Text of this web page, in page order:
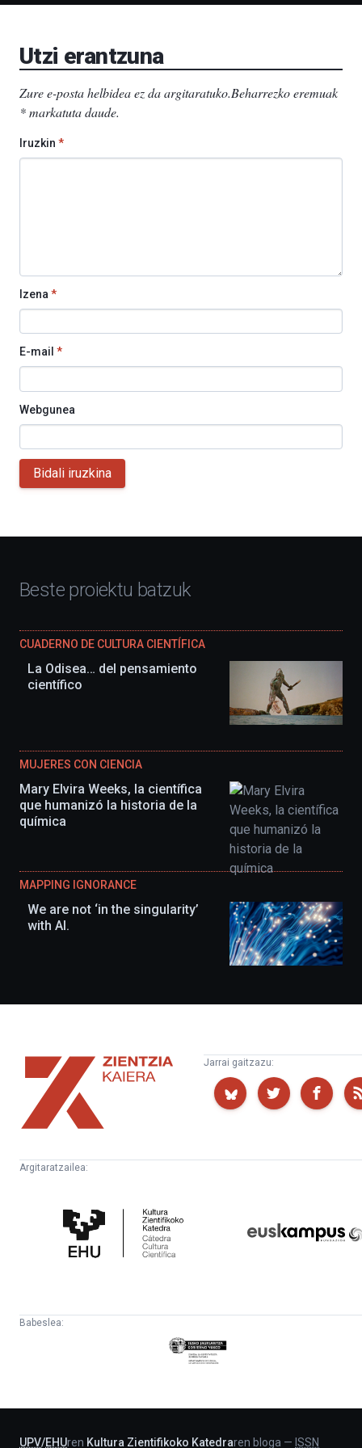
Utzi erantzuna
Zure e-posta helbidea ez da argitaratuko.Beharrezko eremuak
*markatuta daude.
Iruzkin *
Izena *
E-mail *
Webgunea
Bidali iruzkina
Beste proiektu batzuk
CUADERNO DE CULTURA CIENTÍFICA
La Odisea… del pensamiento
científico
MUJERES CON CIENCIA
Mary Elvira Weeks, la científica
que humanizó la historia de la
química
MAPPING IGNORANCE
We are not ‘in the singularity’
with AI.
Zientzia
Kaiera
Jarrai gaitzazu:
Argitaratzailea:
Zientifikoko
Katedra
Babeslea:
Eusko
Jaurlaritza
UPV/EHUren Kultura Zientifikoko Katedraren bloga — ISSN